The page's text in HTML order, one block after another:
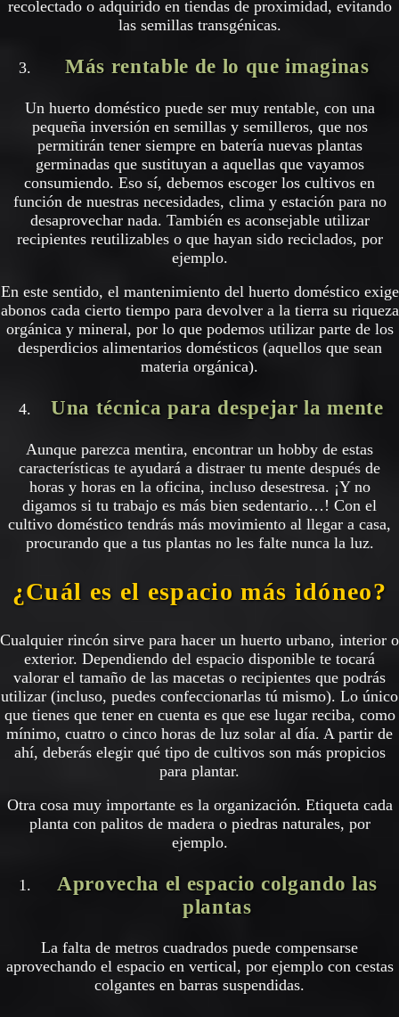
recolectado o adquirido en tiendas de proximidad, evitando
las semillas transgénicas.
Más rentable de lo que imaginas
Un huerto doméstico puede ser muy rentable, con una
pequeña inversión en semillas y semilleros, que nos
permitirán tener siempre en batería nuevas plantas
germinadas que sustituyan a aquellas que vayamos
consumiendo. Eso sí, debemos escoger los cultivos en
función de nuestras necesidades, clima y estación para no
desaprovechar nada. También es aconsejable utilizar
recipientes reutilizables o que hayan sido reciclados, por
ejemplo.
En este sentido, el mantenimiento del huerto doméstico exige
abonos cada cierto tiempo para devolver a la tierra su riqueza
orgánica y mineral, por lo que podemos utilizar parte de los
desperdicios alimentarios domésticos (aquellos que sean
materia orgánica).
Una técnica para despejar la mente
Aunque parezca mentira, encontrar un hobby de estas
características te ayudará a distraer tu mente después de
horas y horas en la oficina, incluso desestresa. ¡Y no
digamos si tu trabajo es más bien sedentario…! Con el
cultivo doméstico tendrás más movimiento al llegar a casa,
procurando que a tus plantas no les falte nunca la luz.
¿Cuál es el espacio más idóneo?
Cualquier rincón sirve para hacer un huerto urbano, interior o
exterior. Dependiendo del espacio disponible te tocará
valorar el tamaño de las macetas o recipientes que podrás
utilizar (incluso, puedes confeccionarlas tú mismo). Lo único
que tienes que tener en cuenta es que ese lugar reciba, como
mínimo, cuatro o cinco horas de luz solar al día. A partir de
ahí, deberás elegir qué tipo de cultivos son más propicios
para plantar.
Otra cosa muy importante es la organización. Etiqueta cada
planta con palitos de madera o piedras naturales, por
ejemplo.
Aprovecha el espacio colgando las
plantas
La falta de metros cuadrados puede compensarse
aprovechando el espacio en vertical, por ejemplo con cestas
colgantes en barras suspendidas.